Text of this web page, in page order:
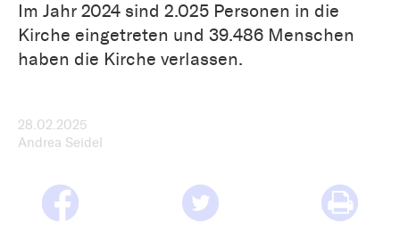
Im Jahr 2024 sind 2.025 Personen in die
Kirche eingetreten und 39.486 Menschen
haben die Kirche verlassen.
28.02.2025
Andrea Seidel